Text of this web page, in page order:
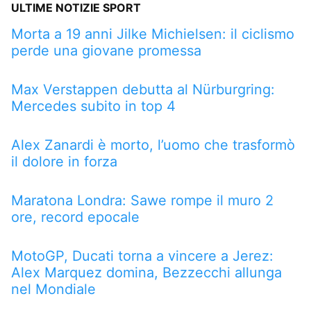
ULTIME NOTIZIE SPORT
Morta a 19 anni Jilke Michielsen: il ciclismo
perde una giovane promessa
Max Verstappen debutta al Nürburgring:
Mercedes subito in top 4
Alex Zanardi è morto, l’uomo che trasformò
il dolore in forza
Maratona Londra: Sawe rompe il muro 2
ore, record epocale
MotoGP, Ducati torna a vincere a Jerez:
Alex Marquez domina, Bezzecchi allunga
nel Mondiale